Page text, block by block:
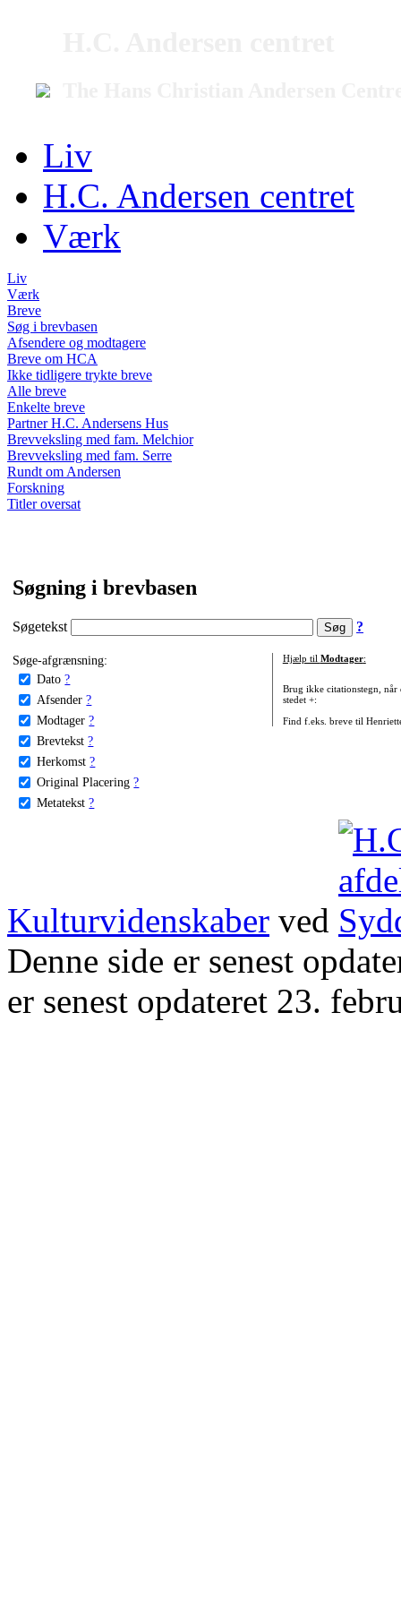
Liv
H.C. Andersen centret
Værk
Liv
Værk
Breve
Søg i brevbasen
Afsendere og modtagere
Breve om HCA
Ikke tidligere trykte breve
Alle breve
Enkelte breve
Partner H.C. Andersens Hus
Brevveksling med fam. Melchior
Brevveksling med fam. Serre
Rundt om Andersen
Forskning
Titler oversat
Søgning i brevbasen
Søgetekst ?
Søge-afgrænsning:
Dato ?
Afsender ?
Modtager ?
Brevtekst ?
Herkomst ?
Original Placering ?
Metatekst ?
Hjælp til Modtager:
Brug ikke citationstegn, når
stedet +:
Find f.eks. breve til
Kulturvidenskaber ved
Denne side er senest
er senest opdateret 23.